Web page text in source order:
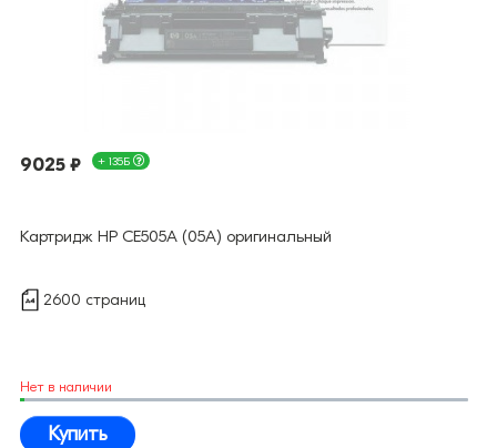
9025 ₽ + 135Б
Картридж HP CE505A (05A) оригинальный
2600 страниц
Нет в наличии
Купить